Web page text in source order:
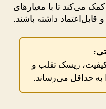
می‌کند تا با معیارهای
داشته باشند.
ریسک تقلب و
به حداقل می‌رساند.